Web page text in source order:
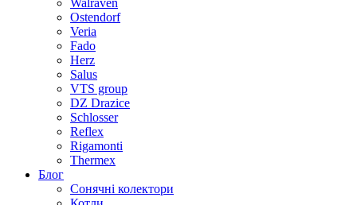
Walraven
Ostendorf
Veria
Fado
Herz
Salus
VTS group
DZ Drazice
Schlosser
Reflex
Rigamonti
Thermex
Блог
Сонячні колектори